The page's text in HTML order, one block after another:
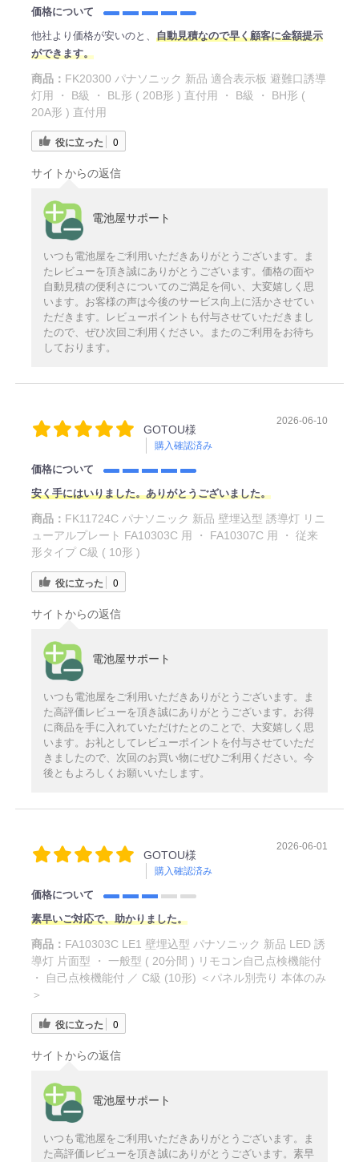
価格について
他社より価格が安いのと、 自動見積なので早く顧客に金額提示
ができます。
商品： FK20300 パナソニック 新品 適合表示板 避難口誘導
灯用 ・ B級 ・ BL形 ( 20B形 ) 直付用 ・ B級 ・ BH形 (
20A形 ) 直付用
役に立った 0
サイトからの返信
電池屋サポート
いつも電池屋をご利用いただきありがとうございます。ま
たレビューを頂き誠にありがとうございます。価格の面や
自動見積の便利さについてのご満足を伺い、大変嬉しく思
います。お客様の声は今後のサービス向上に活かさせてい
ただきます。レビューポイントも付与させていただきまし
たので、ぜひ次回ご利用ください。またのご利用をお待ち
しております。
GOTOU様
購入確認済み
2026-06-10
価格について
安く手にはいりました。ありがとうございました。
商品： FK11724C パナソニック 新品 壁埋込型 誘導灯 リニ
ューアルプレート FA10303C 用 ・ FA10307C 用 ・ 従来
形タイプ C級 ( 10形 )
役に立った 0
サイトからの返信
電池屋サポート
いつも電池屋をご利用いただきありがとうございます。ま
た高評価レビューを頂き誠にありがとうございます。お得
に商品を手に入れていただけたとのことで、大変嬉しく思
います。お礼としてレビューポイントを付与させていただ
きましたので、次回のお買い物にぜひご利用ください。今
後ともよろしくお願いいたします。
GOTOU様
購入確認済み
2026-06-01
価格について
素早いご対応で、助かりました。
商品： FA10303C LE1 壁埋込型 パナソニック 新品 LED 誘
導灯 片面型 ・ 一般型 ( 20分間 ) リモコン自己点検機能付
・ 自己点検機能付 ／ C級 (10形) ＜パネル別売り 本体のみ
＞
役に立った 0
サイトからの返信
電池屋サポート
いつも電池屋をご利用いただきありがとうございます。ま
た高評価レビューを頂き誠にありがとうございます。素早